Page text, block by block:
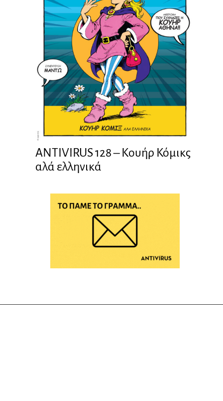
ANTIVIRUS 128 – Kουήρ Κόμικς
αλά ελληνικά